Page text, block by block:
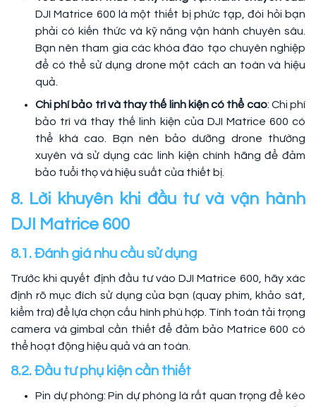
DJI Matrice 600 là một thiết bị phức tạp, đòi hỏi bạn
phải có kiến thức và kỹ năng vận hành chuyên sâu.
Bạn nên tham gia các khóa đào tạo chuyên nghiệp
để có thể sử dụng drone một cách an toàn và hiệu
quả.
Chi phí bảo trì và thay thế linh kiện có thể cao: Chi phí
bảo trì và thay thế linh kiện của DJI Matrice 600 có
thể khá cao. Bạn nên bảo dưỡng drone thường
xuyên và sử dụng các linh kiện chính hãng để đảm
bảo tuổi thọ và hiệu suất của thiết bị.
8. Lời khuyên khi đầu tư và vận hành
DJI Matrice 600
8.1. Đánh giá nhu cầu sử dụng
Trước khi quyết định đầu tư vào DJI Matrice 600, hãy xác
định rõ mục đích sử dụng của bạn (quay phim, khảo sát,
kiểm tra) để lựa chọn cấu hình phù hợp. Tính toán tải trọng
camera và gimbal cần thiết để đảm bảo Matrice 600 có
thể hoạt động hiệu quả và an toàn.
8.2. Đầu tư phụ kiện cần thiết
Pin dự phòng: Pin dự phòng là rất quan trọng để kéo